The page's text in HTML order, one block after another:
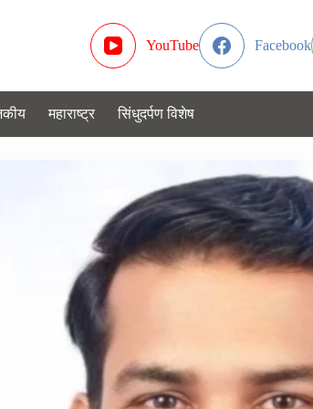
YouTube Facebook
महाराष्ट्र सिंधुदर्पण विशेष